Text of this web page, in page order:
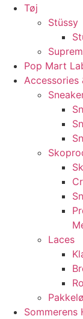
Tøj
Stüssy
Pop Mart
Accessories
Laces
Sommerens